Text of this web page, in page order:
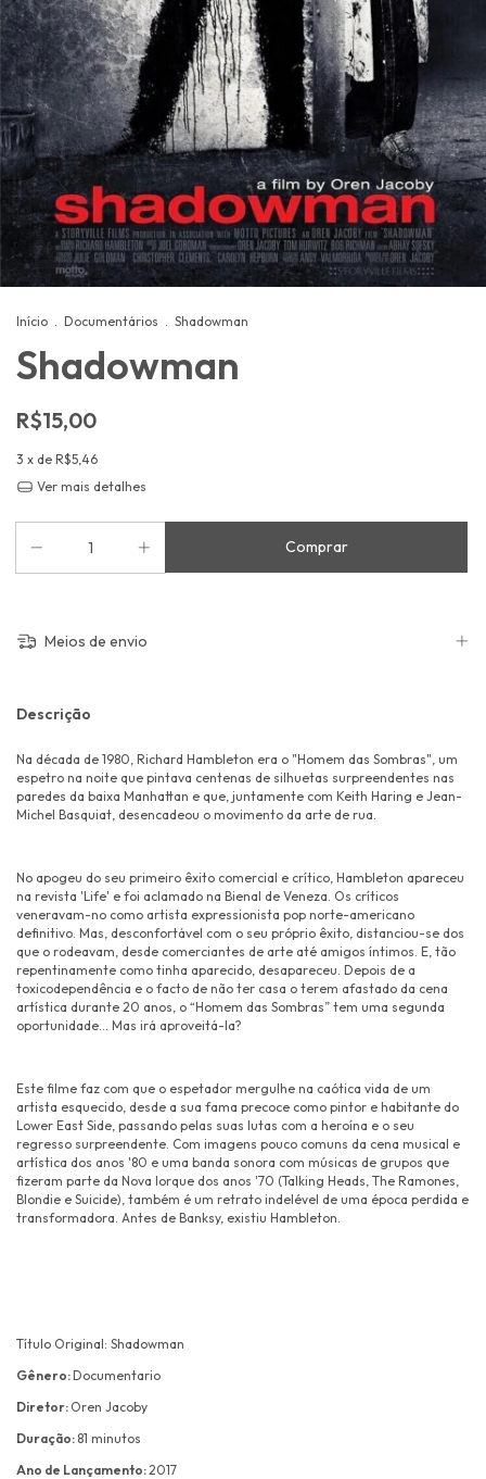
Início Documentários Shadowman
Shadowman
R$15,00
3 x de R$5,46
Ver mais detalhes
Meios de envio
Descrição
Na década de 1980, Richard Hambleton era o "Homem das Sombras", um
espetro na noite que pintava centenas de silhuetas surpreendentes nas
paredes da baixa Manhattan e que, juntamente com Keith Haring e Jean-
Michel Basquiat, desencadeou o movimento da arte de rua.
No apogeu do seu primeiro êxito comercial e crítico, Hambleton apareceu
na revista 'Life' e foi aclamado na Bienal de Veneza. Os críticos
veneravam-no como artista expressionista pop norte-americano
definitivo. Mas, desconfortável com o seu próprio êxito, distanciou-se dos
que o rodeavam, desde comerciantes de arte até amigos íntimos. E, tão
repentinamente como tinha aparecido, desapareceu. Depois de a
toxicodependência e o facto de não ter casa o terem afastado da cena
artística durante 20 anos, o “Homem das Sombras” tem uma segunda
oportunidade... Mas irá aproveitá-la?
Este filme faz com que o espetador mergulhe na caótica vida de um
artista esquecido, desde a sua fama precoce como pintor e habitante do
Lower East Side, passando pelas suas lutas com a heroína e o seu
regresso surpreendente. Com imagens pouco comuns da cena musical e
artística dos anos '80 e uma banda sonora com músicas de grupos que
fizeram parte da Nova Iorque dos anos '70 (Talking Heads, The Ramones,
Blondie e Suicide), também é um retrato indelével de uma época perdida e
transformadora. Antes de Banksy, existiu Hambleton.
Título Original: Shadowman
Gênero:Documentario
Diretor: Oren Jacoby
Duração: 81 minutos
Ano de Lançamento:2017